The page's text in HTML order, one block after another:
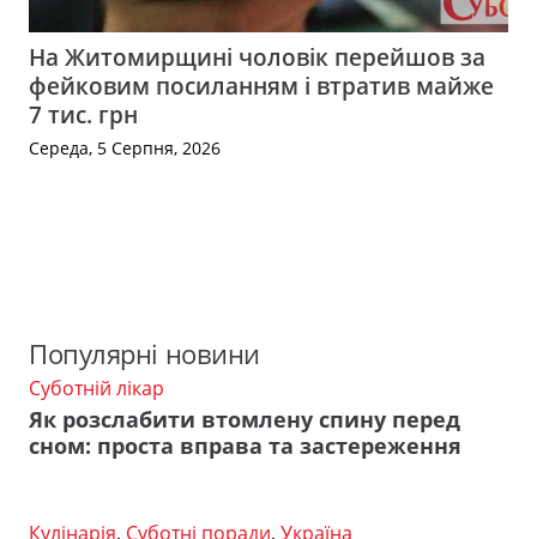
На Житомирщині чоловік перейшов за
фейковим посиланням і втратив майже
7 тис. грн
Середа, 5 Серпня, 2026
Популярні новини
Суботній лікар
Як розслабити втомлену спину перед
сном: проста вправа та застереження
Кулінарія, Суботні поради, Україна